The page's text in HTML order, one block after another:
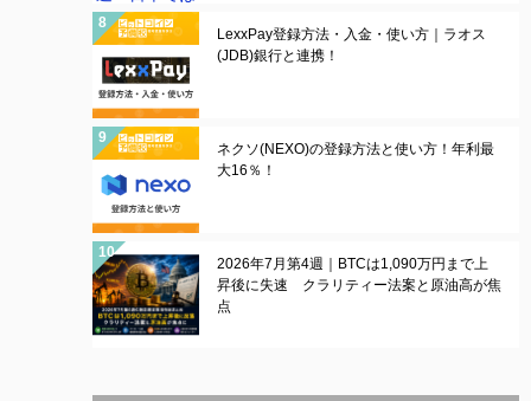
LexxPay登録方法・入金・使い方｜ラオス
(JDB)銀行と連携！
ネクソ(NEXO)の登録方法と使い方！年利最
大16％！
2026年7月第4週｜BTCは1,090万円まで上
昇後に失速 クラリティー法案と原油高が焦
点